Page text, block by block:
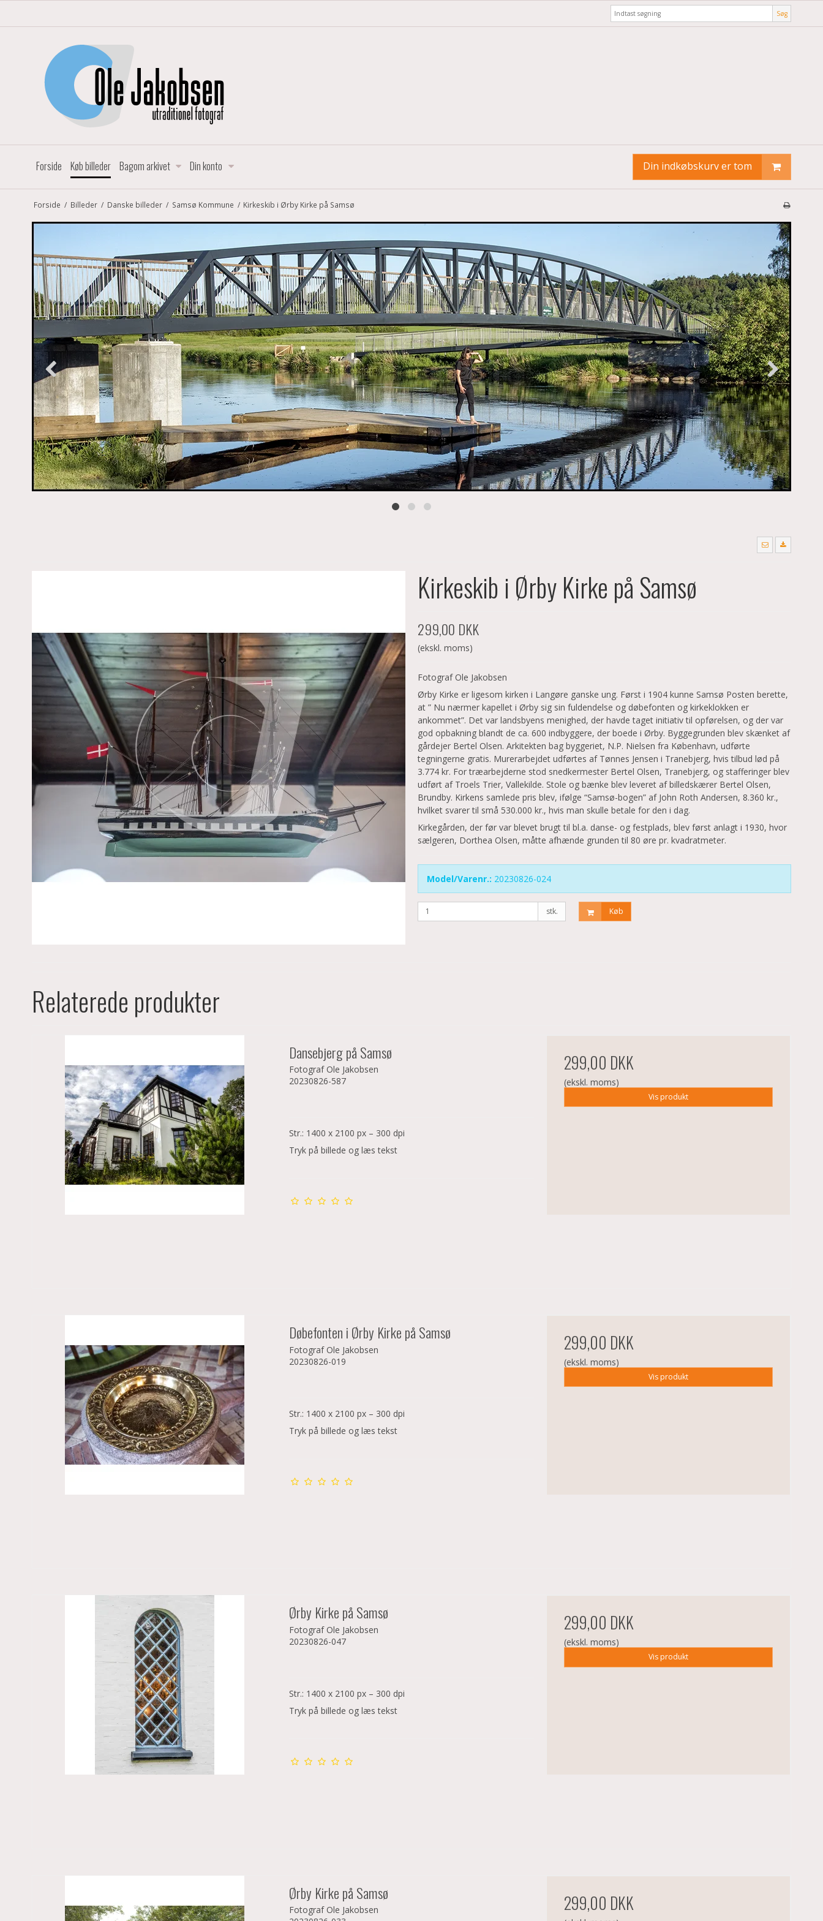
Søg
Forside Køb billeder Bagom arkivet Din konto Din indkøbskurv er tom
Forside / Billeder / Danske billeder / Samsø Kommune / Kirkeskib i Ørby Kirke på Samsø
Kirkeskib i Ørby Kirke på Samsø
299,00 DKK
(ekskl. moms)
Fotograf Ole Jakobsen
Ørby Kirke er ligesom kirken i Langøre ganske ung. Først i 1904 kunne Samsø Posten berette,
at ” Nu nærmer kapellet i Ørby sig sin fuldendelse og døbefonten og kirkeklokken er
ankommet”. Det var landsbyens menighed, der havde taget initiativ til opførelsen, og der var
god opbakning blandt de ca. 600 indbyggere, der boede i Ørby. Byggegrunden blev skænket af
gårdejer Bertel Olsen. Arkitekten bag byggeriet, N.P. Nielsen fra København, udførte
tegningerne gratis. Murerarbejdet udførtes af Tønnes Jensen i Tranebjerg, hvis tilbud lød på
3.774 kr. For træarbejderne stod snedkermester Bertel Olsen, Tranebjerg, og stafferinger blev
udført af Troels Trier, Vallekilde. Stole og bænke blev leveret af billedskærer Bertel Olsen,
Brundby. Kirkens samlede pris blev, ifølge “Samsø-bogen” af John Roth Andersen, 8.360 kr.,
hvilket svarer til små 530.000 kr., hvis man skulle betale for den i dag.
Kirkegården, der før var blevet brugt til bl.a. danse- og festplads, blev først anlagt i 1930, hvor
sælgeren, Dorthea Olsen, måtte afhænde grunden til 80 øre pr. kvadratmeter.
Model/Varenr.: 20230826-024
stk. Køb
Relaterede produkter
Dansebjerg på Samsø
Fotograf Ole Jakobsen
20230826-587
Str.: 1400 x 2100 px – 300 dpi
Tryk på billede og læs tekst
299,00 DKK
(ekskl. moms)
Vis produkt
Døbefonten i Ørby Kirke på Samsø
Fotograf Ole Jakobsen
20230826-019
Str.: 1400 x 2100 px – 300 dpi
Tryk på billede og læs tekst
299,00 DKK
(ekskl. moms)
Vis produkt
Ørby Kirke på Samsø
Fotograf Ole Jakobsen
20230826-047
Str.: 1400 x 2100 px – 300 dpi
Tryk på billede og læs tekst
299,00 DKK
(ekskl. moms)
Vis produkt
Ørby Kirke på Samsø
Fotograf Ole Jakobsen
299,00 DKK